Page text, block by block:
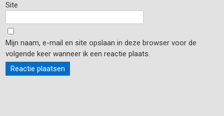
Site
Mijn naam, e-mail en site opslaan in deze browser voor de
volgende keer wanneer ik een reactie plaats.